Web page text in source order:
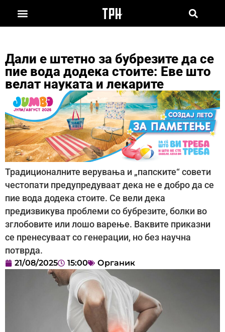
Дали е штетно за бубрезите да се
пие вода додека стоите: Еве што
велат науката и лекарите
Традиционалните верувања и „папските“ совети
честопати предупредуваат дека не е добро да се
пие вода додека стоите. Се вели дека
предизвикува проблеми со бубрезите, болки во
зглобовите или лошо варење. Ваквите приказни
се пренесуваат со генерации, но без научна
потврда.
21/08/2025 15:00 Органик